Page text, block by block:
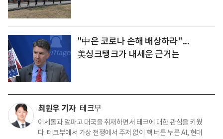
"中은 코로나 손해 배상하라"...
美싱크탱크가 내세운 근거는
최원우 기자 테크부
이세돌과 알파고 대국을 취재하면서 테크에 대한 관심을 키웠
다. 테크부에서 가상 전쟁에서 주저 없이 핵 버튼 누른 AI, 현대